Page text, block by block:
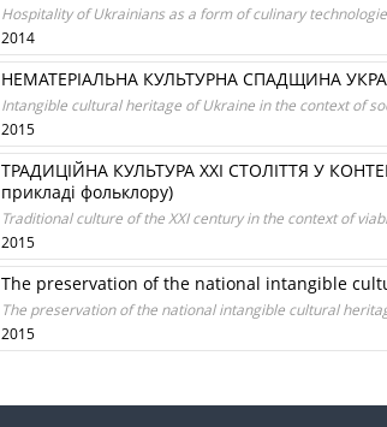
Hospitality of Ukrainians as a form of culinary
2014
НЕМАТЕРІАЛЬНА КУЛЬТУРНА СПАДЩИНА
Intangible cultural heritage of Ukraine in the context of
2015
ТРАДИЦІЙНА КУЛЬТУРА ХХІ СТОЛІТТЯ У
прикладі фольклору)
Traditional culture of the XXI century in the context of
2015
The preservation of the national intangible
The preservation of the national intangible cultural
2015